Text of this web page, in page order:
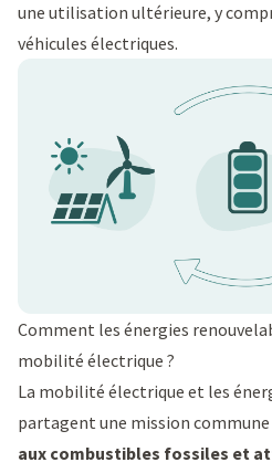
une utilisation ultérieure, y
véhicules électriques.
Comment les énergies
mobilité électrique ?
La mobilité électrique et les
partagent une mission commune
aux combustibles fossiles et